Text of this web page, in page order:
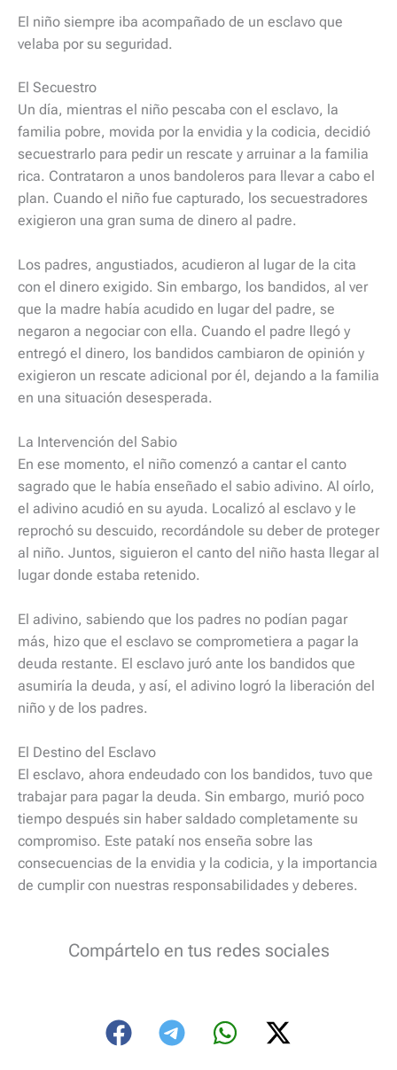
El niño siempre iba acompañado de un esclavo que
velaba por su seguridad.
El Secuestro
Un día, mientras el niño pescaba con el esclavo, la
familia pobre, movida por la envidia y la codicia, decidió
secuestrarlo para pedir un rescate y arruinar a la familia
rica. Contrataron a unos bandoleros para llevar a cabo el
plan. Cuando el niño fue capturado, los secuestradores
exigieron una gran suma de dinero al padre.
Los padres, angustiados, acudieron al lugar de la cita
con el dinero exigido. Sin embargo, los bandidos, al ver
que la madre había acudido en lugar del padre, se
negaron a negociar con ella. Cuando el padre llegó y
entregó el dinero, los bandidos cambiaron de opinión y
exigieron un rescate adicional por él, dejando a la familia
en una situación desesperada.
La Intervención del Sabio
En ese momento, el niño comenzó a cantar el canto
sagrado que le había enseñado el sabio adivino. Al oírlo,
el adivino acudió en su ayuda. Localizó al esclavo y le
reprochó su descuido, recordándole su deber de proteger
al niño. Juntos, siguieron el canto del niño hasta llegar al
lugar donde estaba retenido.
El adivino, sabiendo que los padres no podían pagar
más, hizo que el esclavo se comprometiera a pagar la
deuda restante. El esclavo juró ante los bandidos que
asumiría la deuda, y así, el adivino logró la liberación del
niño y de los padres.
El Destino del Esclavo
El esclavo, ahora endeudado con los bandidos, tuvo que
trabajar para pagar la deuda. Sin embargo, murió poco
tiempo después sin haber saldado completamente su
compromiso. Este patakí nos enseña sobre las
consecuencias de la envidia y la codicia, y la importancia
de cumplir con nuestras responsabilidades y deberes.
Compártelo en tus redes sociales